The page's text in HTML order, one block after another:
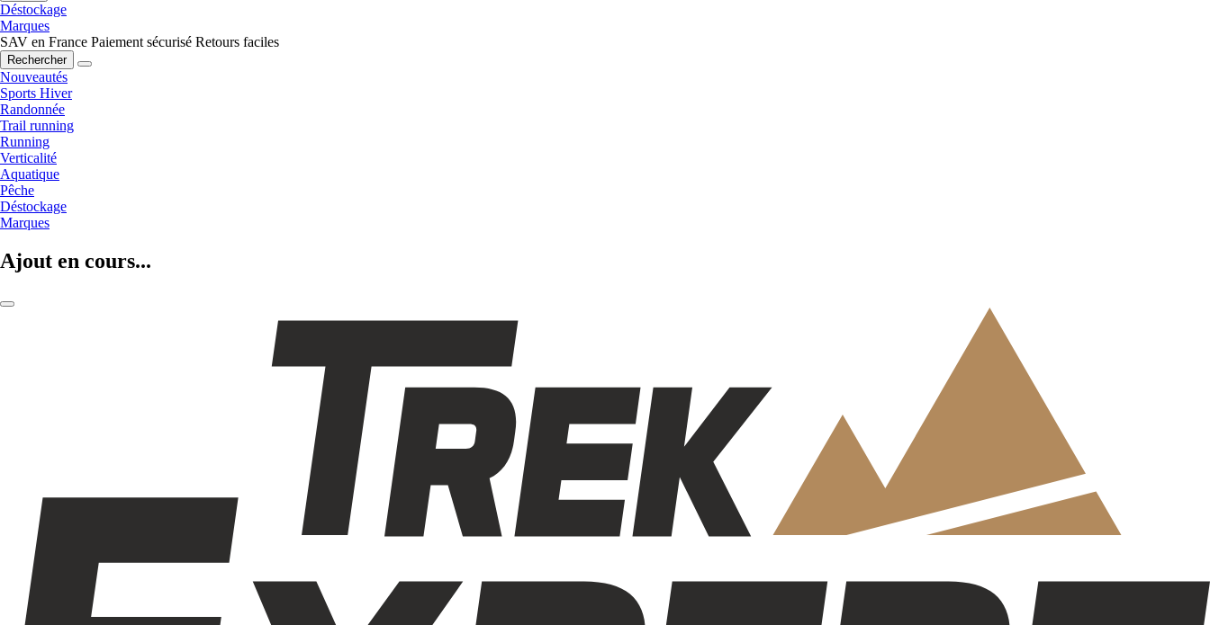
Déstockage
Marques
SAV en France Paiement sécurisé Retours faciles
Rechercher
Nouveautés
Sports Hiver
Randonnée
Trail running
Running
Verticalité
Aquatique
Pêche
Déstockage
Marques
Ajout en cours...